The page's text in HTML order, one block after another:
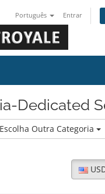
Português Entrar
Dedicated
Escolha Outra Categoria